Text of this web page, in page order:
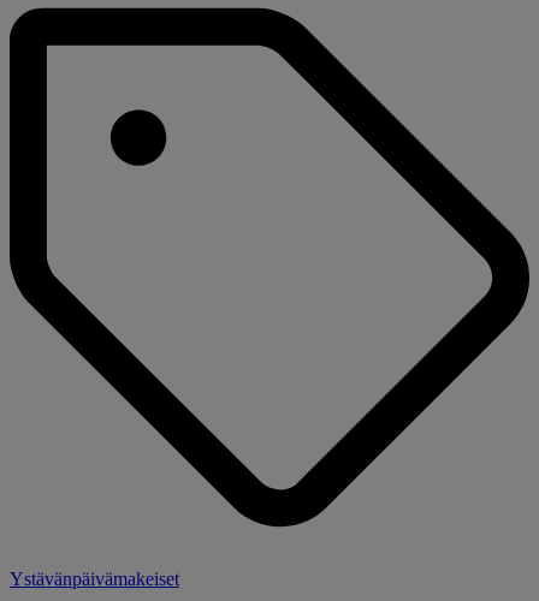
Ystävänpäivämakeiset